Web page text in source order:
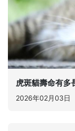
虎斑貓壽命有多
2026年02月03日